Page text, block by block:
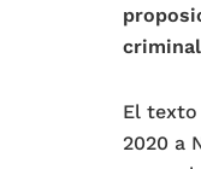
El texto
2020 a